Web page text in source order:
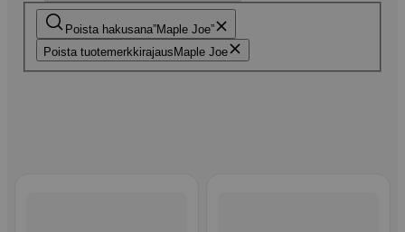
Poista hakusana Maple Joe
Poista tuotemerkkirajaus Maple Joe